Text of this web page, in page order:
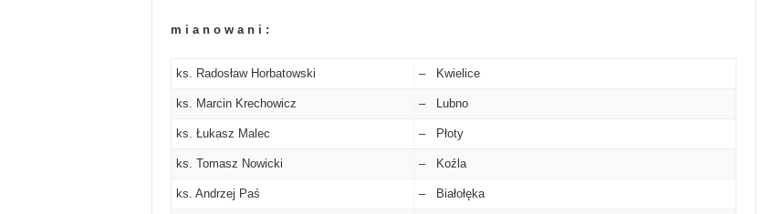
m i a n o w a n i :
ks. Radosław Horbatowski – Kwielice
ks. Marcin Krechowicz – Lubno
ks. Łukasz Malec – Płoty
ks. Tomasz Nowicki – Koźla
ks. Andrzej Paś – Białołęka